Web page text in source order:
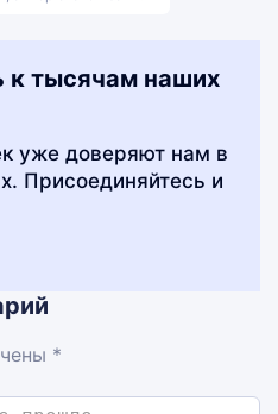
к тысячам наших
уже доверяют нам в
Присоединяйтесь и
*